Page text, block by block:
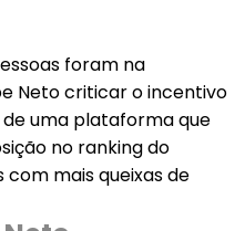
foram na
Neto criticar o incentivo
uma plataforma que
no ranking do
com mais queixas de